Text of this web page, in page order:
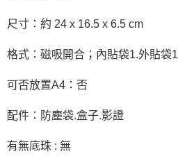
尺寸：約 24 x 16.5 x 6.5 cm
格式：磁吸開合；內貼袋1.外貼袋1
可否放置A4：否
配件：防塵袋.盒子.影證
有無底珠 : 無